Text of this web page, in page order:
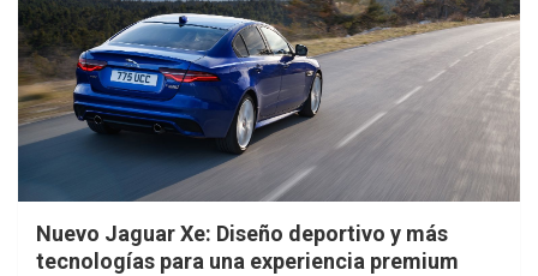
Nuevo Jaguar Xe: Diseño deportivo y más
tecnologías para una experiencia premium